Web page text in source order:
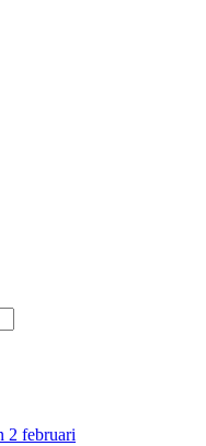
2 februari